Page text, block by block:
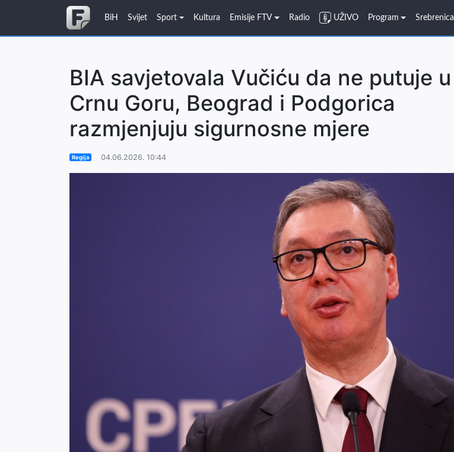
BiH Svijet Sport Kultura Emisije FTV Radio UŽIVO Program Srebrenica
BIA savjetovala Vučiću da ne putuje u
Crnu Goru, Beograd i Podgorica
razmjenjuju sigurnosne mjere
Regija 04.06.2026. 10:44